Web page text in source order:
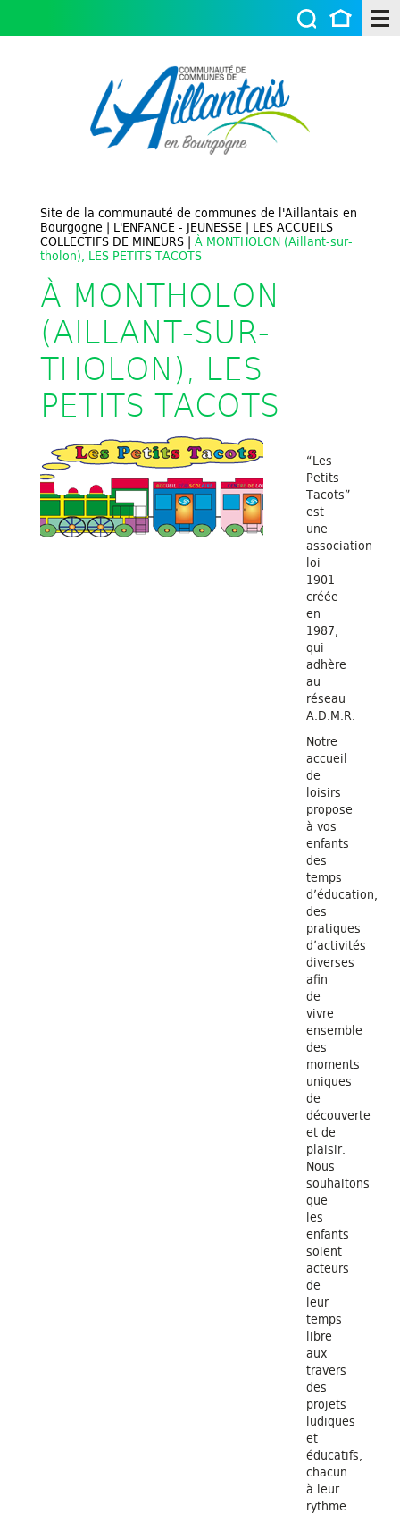
Site de la communauté de communes de l'Aillantais en
Bourgogne | L'ENFANCE - JEUNESSE | LES ACCUEILS
COLLECTIFS DE MINEURS | À MONTHOLON (Aillant-sur-
tholon), LES PETITS TACOTS
À MONTHOLON
(AILLANT-SUR-
THOLON), LES
PETITS TACOTS
“Les
Petits
Tacots”
est
une
association
loi
1901
créée
en
1987,
qui
adhère
au
réseau
A.D.M.R.
Notre
accueil
de
loisirs
propose
à vos
enfants
des
temps
d’éducation,
des
pratiques
d’activités
diverses
afin
de
vivre
ensemble
des
moments
uniques
de
découverte
et de
plaisir.
Nous
souhaitons
que
les
enfants
soient
acteurs
de
leur
temps
libre
aux
travers
des
projets
ludiques
et
éducatifs,
chacun
à leur
rythme.